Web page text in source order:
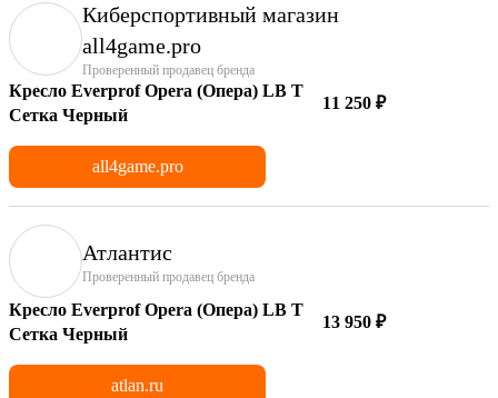
Киберспортивный магазин
аll4game.pro
Проверенный продавец бренда
Кресло Everprof Opera (Опера) LB T
Сетка Черный
11 250 ₽
all4game.pro
Атлантис
Проверенный продавец бренда
Кресло Everprof Opera (Опера) LB T
Сетка Черный
13 950 ₽
atlan.ru